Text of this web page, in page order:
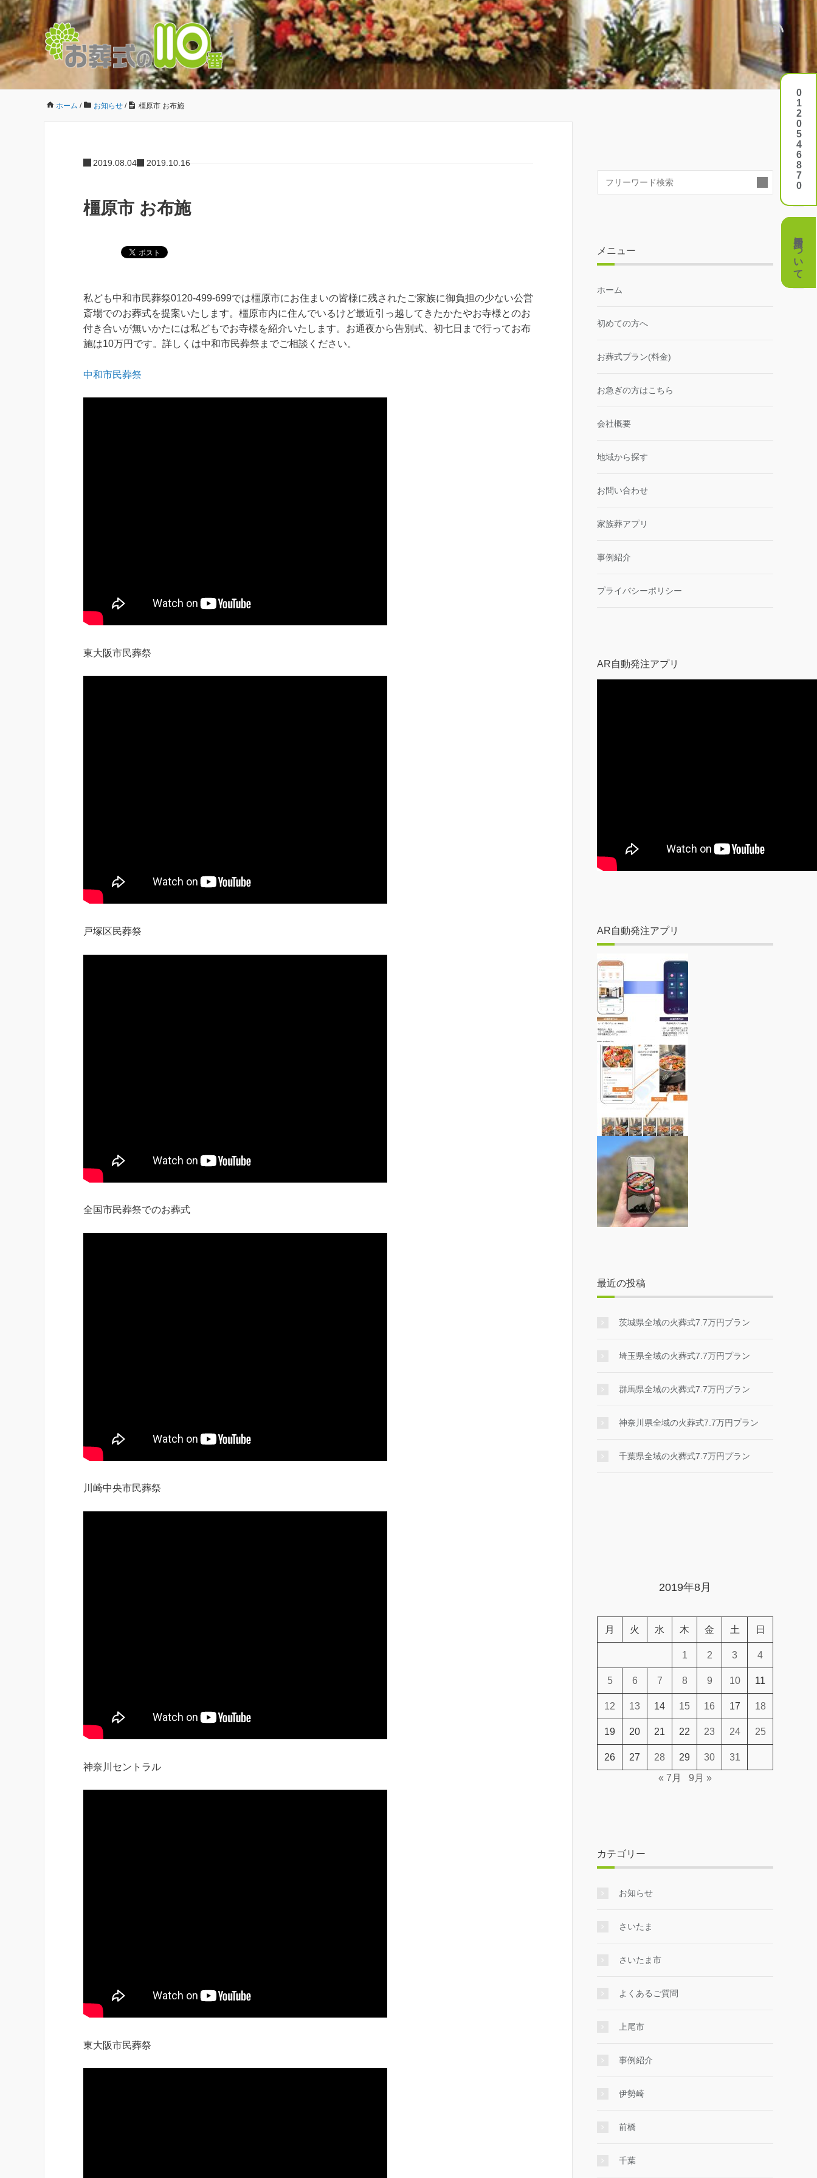
ホーム / お知らせ / 橿原市 お布施
2019.08.04 2019.10.16
橿原市 お布施
私ども中和市民葬祭0120-499-699では橿原市にお住まいの皆様に残されたご家族に御負担の少ない公営
斎場でのお葬式を提案いたします。橿原市内に住んでいるけど最近引っ越してきたかたやお寺様とのお
付き合いが無いかたには私どもでお寺様を紹介いたします。お通夜から告別式、初七日まで行ってお布
施は10万円です。詳しくは中和市民葬祭までご相談ください。
中和市民葬祭
東大阪市民葬祭
戸塚区民葬祭
全国市民葬祭でのお葬式
川崎中央市民葬祭
神奈川セントラル
東大阪市民葬祭
0120546870
費用について
メニュー
ホーム
初めての方へ
お葬式プラン(料金)
お急ぎの方はこちら
会社概要
地域から探す
お問い合わせ
家族葬アプリ
事例紹介
プライバシーポリシー
AR自動発注アプリ
AR自動発注アプリ
最近の投稿
茨城県全域の火葬式7.7万円プラン
埼玉県全域の火葬式7.7万円プラン
群馬県全域の火葬式7.7万円プラン
神奈川県全域の火葬式7.7万円プラン
千葉県全域の火葬式7.7万円プラン
0120546870
費用について
2019年8月
月 火 水 木 金 土 日
1 2 3 4
5 6 7 8 9 10 11
12 13 14 15 16 17 18
19 20 21 22 23 24 25
26 27 28 29 30
31
« 7月
9月 »
カテゴリー
お知らせ
さいたま
さいたま市
よくあるご質問
上尾市
事例紹介
伊勢崎
前橋
千葉